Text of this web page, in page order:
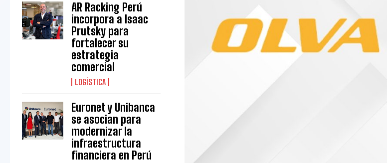
AR Racking Perú
incorpora a Isaac
Prutsky para
fortalecer su
estrategia
comercial
LOGÍSTICA
Euronet y Unibanca
se asocian para
modernizar la
infraestructura
financiera en Perú